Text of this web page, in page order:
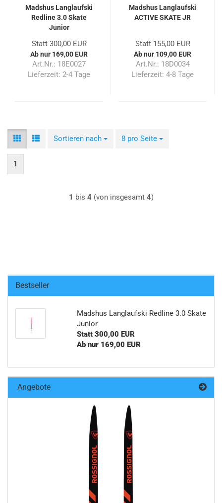
Madshus Langlaufski
Redline 3.0 Skate
Junior
Statt 300,00 EUR
Ab nur 169,00 EUR
Art.Nr.: 18E0027
Lieferzeit: 2-4 Tage
Madshus Langlaufski
ACTIVE SKATE JR
Statt 155,00 EUR
Ab nur 109,00 EUR
Art.Nr.: 18D0034
Lieferzeit: 4-8 Tage
Sortieren nach
Sortieren nach 8 pro Seite
pro Seite
1
1 bis 4(von insgesamt 4)
Bestseller
Madshus Langlaufski Redline 3.0 Skate
Junior
Statt 300,00 EUR
Ab nur 169,00 EUR
Angebote